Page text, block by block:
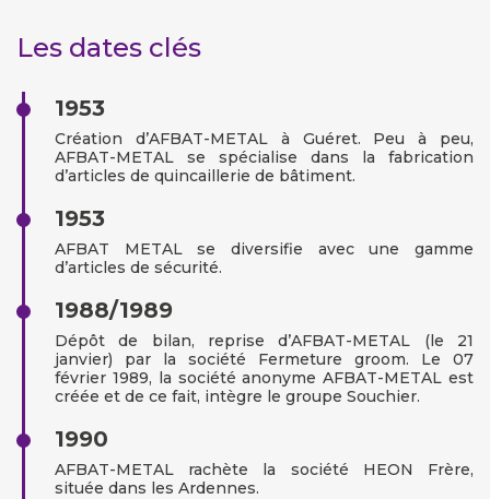
Les dates clés
1953
Création d’AFBAT-METAL à Guéret. Peu à peu,
AFBAT-METAL se spécialise dans la fabrication
d’articles de quincaillerie de bâtiment.
1953
AFBAT METAL se diversifie avec une gamme
d’articles de sécurité.
1988/1989
Dépôt de bilan, reprise d’AFBAT-METAL (le 21
janvier) par la société Fermeture groom. Le 07
février 1989, la société anonyme AFBAT-METAL est
créée et de ce fait, intègre le groupe Souchier.
1990
AFBAT-METAL rachète la société HEON Frère,
située dans les Ardennes.